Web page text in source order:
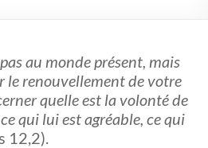
au monde présent, mais
le renouvellement de votre
quelle est la volonté de
qui lui est agréable, ce qui
12,2).